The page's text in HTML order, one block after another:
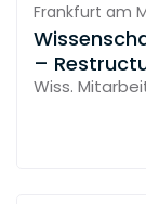
Frankfurt am
–
Wiss.